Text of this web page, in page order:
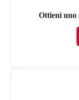
Ottieni uno